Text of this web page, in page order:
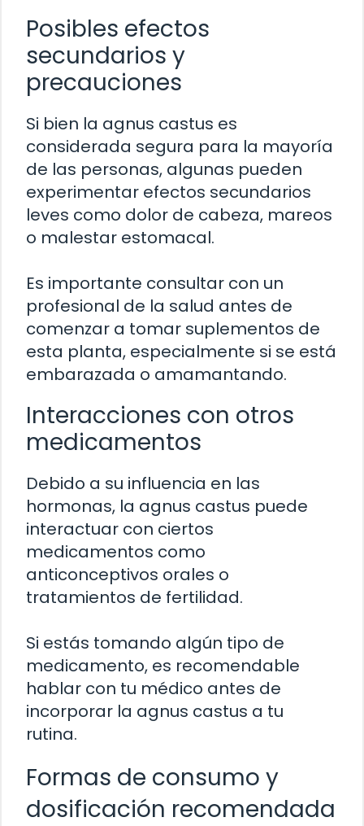
Posibles efectos
secundarios y
precauciones
Si bien la agnus castus es
considerada segura para la mayoría
de las personas, algunas pueden
experimentar efectos secundarios
leves como dolor de cabeza, mareos
o malestar estomacal.
Es importante consultar con un
profesional de la salud antes de
comenzar a tomar suplementos de
esta planta, especialmente si se está
embarazada o amamantando.
Interacciones con otros
medicamentos
Debido a su influencia en las
hormonas, la agnus castus puede
interactuar con ciertos
medicamentos como
anticonceptivos orales o
tratamientos de fertilidad.
Si estás tomando algún tipo de
medicamento, es recomendable
hablar con tu médico antes de
incorporar la agnus castus a tu
rutina.
Formas de consumo y
dosificación recomendada